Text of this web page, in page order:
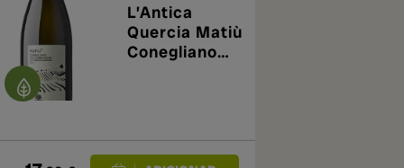
L’Antica
Quercia Matiù
Conegliano